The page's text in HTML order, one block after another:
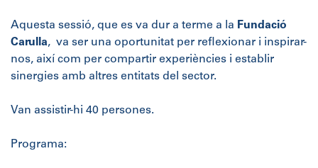
Aquesta sessió, que es va dur a terme a la Fundació
Carulla, va ser una oportunitat per reflexionar i inspirar-
nos, així com per compartir experiències i establir
sinergies amb altres entitats del sector.
Van assistir-hi 40 persones.
Programa: